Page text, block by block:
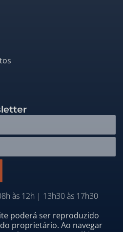
às 12h | 13h30 às 17h30
poderá ser reproduzido
proprietário. Ao navegar